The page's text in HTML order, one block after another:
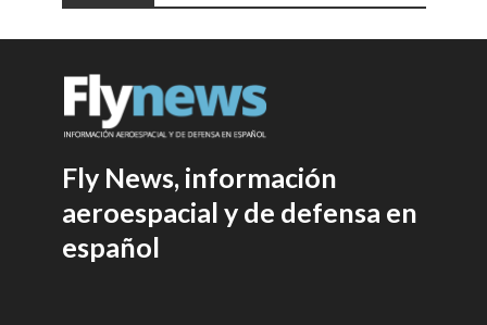
Fly News, información
aeroespacial y de defensa en
español